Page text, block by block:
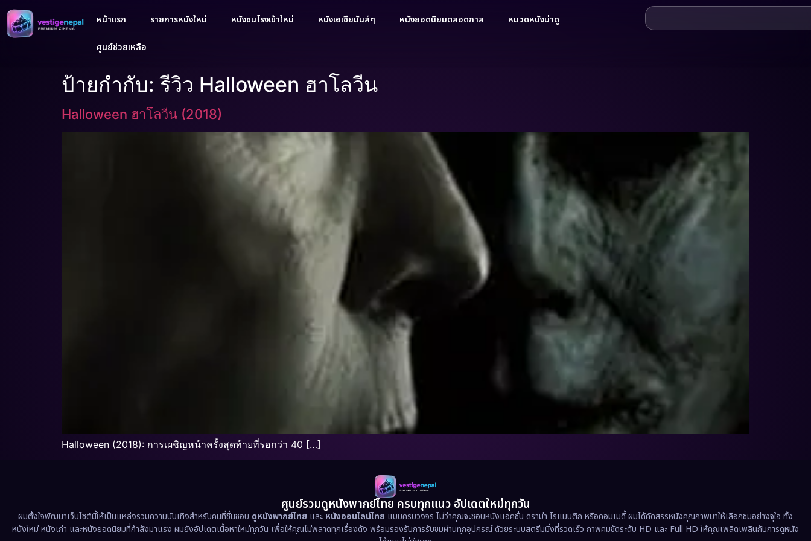
หน้าแรก รายการหนังใหม่ หนังชนโรงเข้าใหม่ หนังเอเชียมันส์ๆ หนังยอดนิยมตลอดกาล หมวดหนังน่าดู
ศูนย์ช่วยเหลือ
ป้ายกำกับ:รีวิว Halloween ฮาโลวีน
Halloween ฮาโลวีน (2018)
Halloween (2018): การเผชิญหน้าครั้งสุดท้ายที่รอกว่า 40 […]
ศูนย์รวมดูหนังพากย์ไทย ครบทุกแนว อัปเดตใหม่ทุกวัน
ผมตั้งใจพัฒนาเว็บไซต์นี้ให้เป็นแหล่งรวมความบันเทิงสำหรับคนที่ชื่นชอบ ดูหนังพากย์ไทย และ หนังออนไลน์ไทย แบบครบวงจร ไม่ว่าคุณจะชอบหนังแอคชั่น ดราม่า โรแมนติก หรือคอมเมดี้ ผมได้คัดสรรหนังคุณภาพมาให้เลือกชมอย่างจุใจ ทั้ง
หนังใหม่ หนังเก่า และหนังยอดนิยมที่กำลังมาแรง ผมยังอัปเดตเนื้อหาใหม่ทุกวัน เพื่อให้คุณไม่พลาดทุกเรื่องดัง พร้อมรองรับการรับชมผ่านทุกอุปกรณ์ ด้วยระบบสตรีมมิ่งที่รวดเร็ว ภาพคมชัดระดับ HD และ Full HD ให้คุณเพลิดเพลินกับการดูหนัง